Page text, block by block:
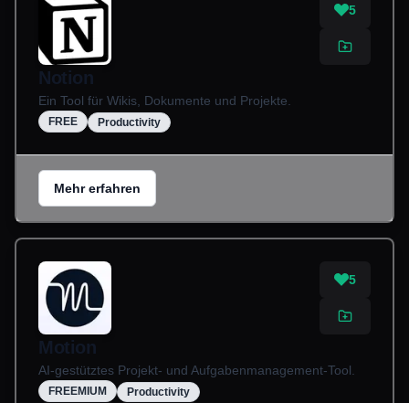
5
Notion
Ein Tool für Wikis, Dokumente und Projekte.
FREE Productivity
Mehr erfahren
5
Motion
AI-gestütztes Projekt- und Aufgabenmanagement-Tool.
FREEMIUM Productivity